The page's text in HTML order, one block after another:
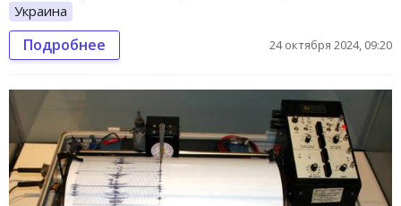
Украина
Подробнее 24 октября 2024, 09:20